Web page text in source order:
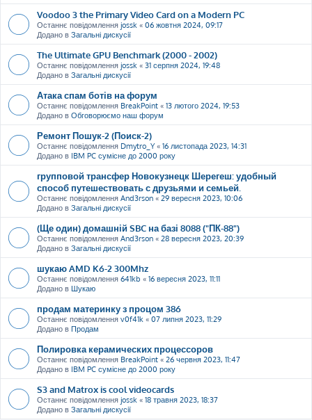
Voodoo 3 the Primary Video Card on a Modern PC
Останнє повідомлення jossk « 06 жовтня 2024, 09:17
Додано в Загальні дискусії
The Ultimate GPU Benchmark (2000 - 2002)
Останнє повідомлення jossk « 31 серпня 2024, 19:48
Додано в Загальні дискусії
Атака спам ботів на форум
Останнє повідомлення BreakPoint « 13 лютого 2024, 19:53
Додано в Обговорюємо наш форум
Ремонт Пошук-2 (Поиск-2)
Останнє повідомлення Dmytro_Y« 16 листопада 2023, 14:31
Додано в IBM PC сумісне до 2000 року
групповой трансфер Новокузнецк Шерегеш: удобный
способ путешествовать с друзьями и семьей.
Останнє повідомлення And3rson « 29 вересня 2023, 10:06
Додано в Загальні дискусії
(Ще один) домашній SBC на базі 8088 ("ПК-88")
Останнє повідомлення And3rson « 28 вересня 2023, 20:39
Додано в Загальні дискусії
шукаю AMD K6-2 300Mhz
Останнє повідомлення 641kb « 16 вересня 2023, 11:11
Додано в Шукаю
продам материнку з процом 386
Останнє повідомлення v0f41k « 07 липня 2023, 11:29
Додано в Продам
Полировка керамических процессоров
Останнє повідомлення BreakPoint « 26 червня 2023, 11:47
Додано в IBM PC сумісне до 2000 року
S3 and Matrox is cool videocards
Останнє повідомлення jossk « 18 травня 2023, 18:37
Додано в Загальні дискусії